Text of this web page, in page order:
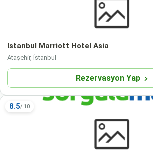
Istanbul Marriott Hotel Asia
Ataşehir, İstanbul
Rezervasyon Yap
8.5